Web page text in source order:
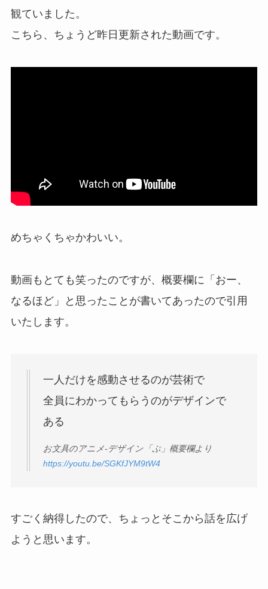
観ていました。
こちら、ちょうど昨日更新された動画です。
めちゃくちゃかわいい。
動画もとても笑ったのですが、概要欄に「おー、
なるほど」と思ったことが書いてあったので引用
いたします。
一人だけを感動させるのが芸術で
全員にわかってもらうのがデザインで
ある
お文具のアニメ-デザイン「ぷ」概要欄より
https://youtu.be/SGKfJYM9tW4
すごく納得したので、ちょっとそこから話を広げ
ようと思います。